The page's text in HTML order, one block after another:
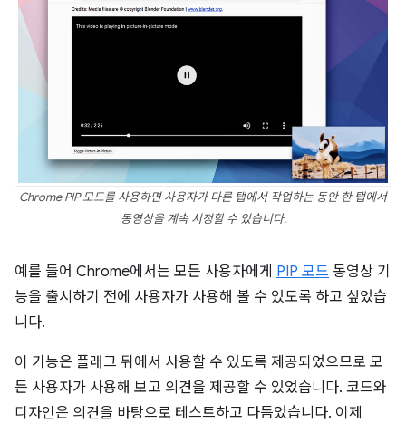
Chrome PIP 모드를 사용하면 사용자가 다른 탭에서 작업하는 동안 한 탭에서
동영상을 계속 시청할 수 있습니다.
예를 들어 Chrome에서는 모든 사용자에게 PIP 모드 동영상 기
능을 출시하기 전에 사용자가 사용해 볼 수 있도록 하고 싶었습
니다.
이 기능은 플래그 뒤에서 사용할 수 있도록 제공되었으므로 모
든 사용자가 사용해 보고 의견을 제공할 수 있었습니다. 코드와
디자인은 의견을 바탕으로 테스트하고 다듬었습니다. 이제